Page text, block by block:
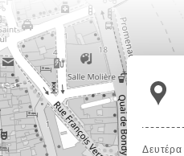
Δευτέρα